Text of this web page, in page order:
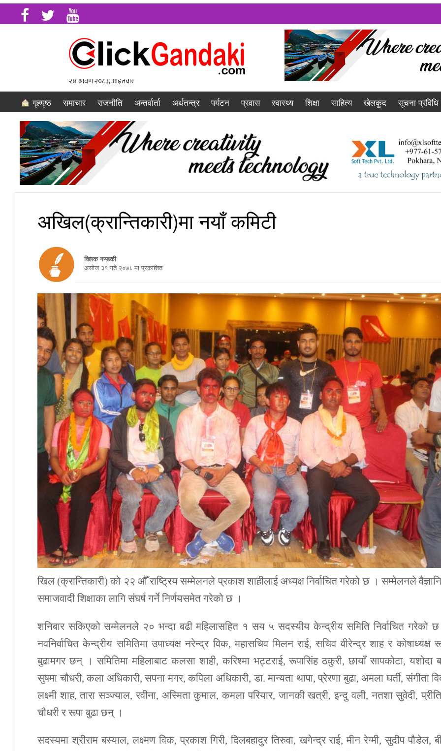
गृहपृष्ठ समाचार राजनीति अन्तर्वार्ता अर्थतन्त्र पर्यटन प्रवास स्वास्थ्य शिक्षा साहित्य खेलकुद सूचना प्रविधि
अखिल(क्रान्तिकारी)मा नयाँ कमिटी
क्लिक गण्डकी
असाेज ३१ गते २०७८ मा प्रकाशित
खिल (क्रान्तिकारी) को २२ औँ राष्ट्रिय सम्मेलनले प्रकाश शाहीलाई अध्यक्ष निर्वाचित गरेको छ । सम्मेलनले
समाजवादी शिक्षाका लागि संघर्ष गर्ने निर्णयसमेत गरेको छ ।
शनिबार सकिएको सम्मेलनले २० भन्दा बढी महिलासहित १ सय ५ सदस्यीय केन्द्रीय समिति निर्वाचित गरेको
नवनिर्वाचित केन्द्रीय समितिमा उपाध्यक्ष नरेन्द्र विक, महासचिव मिलन राई, सचिव वीरेन्द्र शाह र कोषाध्यक्ष
बुढामगर छन् । समितिमा महिलाबाट कलसा शाही, करिश्मा भट्टराई, रूपासिंह ठकुरी, छायाँ सापकोटा, यशोदा
सुषमा चौधरी, कला अधिकारी, सपना मगर, कपिला अधिकारी, डा. मान्यता थापा, प्रेरणा बुढा, अमला घर्ती, संगीता
लक्ष्मी शाह, तारा सञ्ज्याल, रवीना, अस्मिता कुमाल, कमला परियार, जानकी खत्री, इन्दु वली, नतशा सुवेदी,
चौधरी र रूपा बुढा छन् ।
सदस्यमा श्रीराम बस्याल, लक्ष्मण विक, प्रकाश गिरी, दिलबहादुर तिरुवा, खगेन्द्र राई, मीन रेग्मी, सुदीप पौडेल,